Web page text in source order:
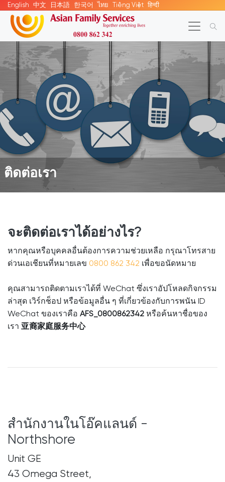
English 中文 日本語 한국어 ไทย Tiếng Việt हिन्दी
ติดต่อเรา
จะติดต่อเราได้อย่างไร?
หากคุณหรือบุคคลอื่นต้องการความช่วยเหลือ กรุณาโทรสาย
ด่วนเอเชียนที่หมายเลข 0800 862 342 เพื่อขอนัดหมาย
คุณสามารถติดตามเราได้ที่ WeChat ซึ่งเราอัปโหลดกิจกรรม
ล่าสุด เวิร์กช็อป หรือข้อมูลอื่น ๆ ที่เกี่ยวข้องกับการพนัน ID
WeChat ของเราคือ AFS_0800862342 หรือค้นหาชื่อของ
เรา 亚裔家庭服务中心
สำนักงานในโอ๊คแลนด์ -
Northshore
Unit GE
43 Omega Street,